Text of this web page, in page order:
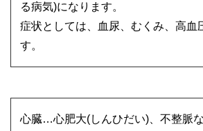
る病気)になります。
症状としては、血尿、むくみ、高血
す。
心臓…心肥大(しんひだい)、不整脈